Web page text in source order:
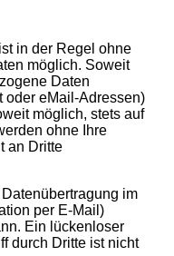
in der Regel ohne
möglich. Soweit
Daten
oder eMail-Adressen)
möglich, stets auf
ohne Ihre
an Dritte
im
per E-Mail)
Ein lückenloser
durch Dritte ist nicht